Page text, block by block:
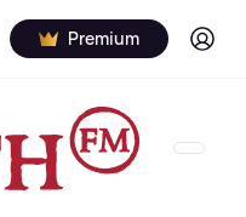
Premium Log in